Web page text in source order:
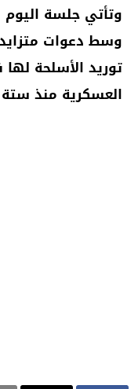
وتأتي جلسة اليوم
وسط دعوات
توريد الأسلحة
العسكرية منذ